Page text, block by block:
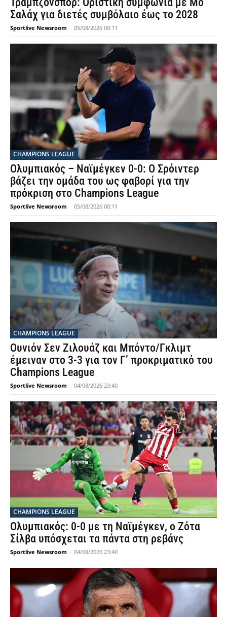
Σαλάχ για διετές συμβόλαιο έως το 2028
Sportlive Newsroom - 05/08/2026 00:11
CHAMPIONS LEAGUE
Ολυμπιακός – Ναϊμέγκεν 0-0: Ο Σρόιντερ
βάζει την ομάδα του ως φαβορί για την
πρόκριση στο Champions League
Sportlive Newsroom - 05/08/2026 00:11
CHAMPIONS LEAGUE
Ουνιόν Σεν Ζιλουάζ και Μπόντο/Γκλιμτ
έμειναν στο 3-3 για τον Γ’ προκριματικό του
Champions League
Sportlive Newsroom - 04/08/2026 23:40
CHAMPIONS LEAGUE
Ολυμπιακός: 0-0 με τη Ναϊμέγκεν, ο Ζότα
Σίλβα υπόσχεται τα πάντα στη ρεβάνς
Sportlive Newsroom - 04/08/2026 23:40